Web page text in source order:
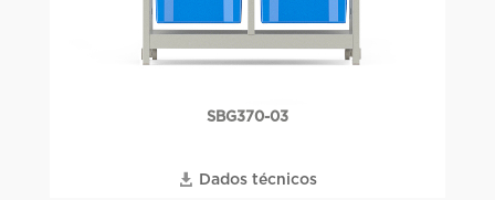
SBG370-03
Dados técnicos